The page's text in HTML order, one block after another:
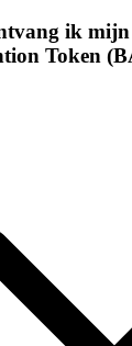
ik
Token